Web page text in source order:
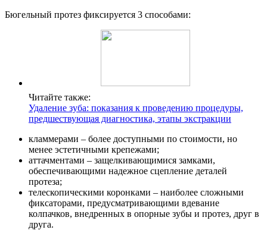
Бюгельный протез фиксируется 3 способами:
Читайте также:
Удаление зуба: показания к проведению процедуры,
предшествующая диагностика, этапы экстракции
кламмерами – более доступными по стоимости, но
менее эстетичными крепежами;
аттачментами – защелкивающимися замками,
обеспечивающими надежное сцепление деталей
протеза;
телескопическими коронками – наиболее сложными
фиксаторами, предусматривающими вдевание
колпачков, внедренных в опорные зубы и протез, друг в
друга.